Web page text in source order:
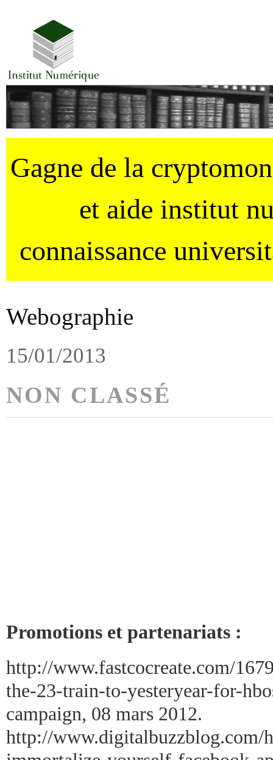
Gagne de la
et aide institut
connaissance
Webographie
15/01/2013
NON CLASSÉ
Promotions et partenariats :
http://www.fastcocreate.com/
the-23-train-to-yesteryear-for-
campaign, 08 mars 2012.
http://www.digitalbuzzblog.com/